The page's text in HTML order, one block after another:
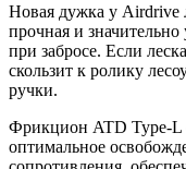
Новая дужка у Airdrive
прочная и
при забросе. Если
скользит к ролику
ручки.
Фрикцион ATD Type-L
оптимальное